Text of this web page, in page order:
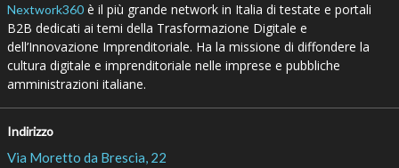
Nextwork360è il più grande network in Italia di testate e portali
B2B dedicati ai temi della Trasformazione Digitale e
dell’Innovazione Imprenditoriale. Ha la missione di diffondere la
cultura digitale e imprenditoriale nelle imprese e pubbliche
amministrazioni italiane.
Indirizzo
Via Moretto da Brescia, 22